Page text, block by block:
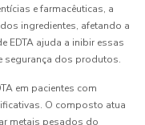
e farmacêuticas, a
ingredientes, afetando a
EDTA ajuda a inibir essas
segurança dos produtos.
em pacientes com
O composto atua
metais pesados do